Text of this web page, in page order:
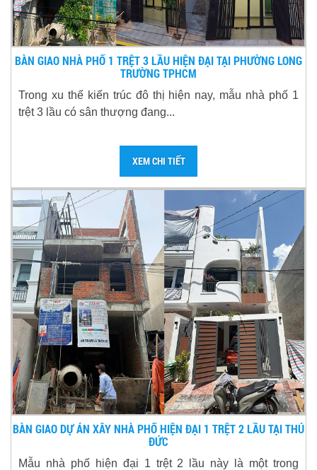
BÀN GIAO NHÀ PHỐ 1 TRỆT 3 LẦU HIỆN ĐẠI TẠI PHƯỜNG LONG
TRƯỜNG TPHCM
Trong xu thế kiến trúc đô thị hiện nay, mẫu nhà phố 1
trệt 3 lầu có sân thượng đang...
XEM CHI TIẾT
BÀN GIAO DỰ ÁN XÂY NHÀ PHỐ HIỆN ĐẠI 1 TRỆT 2 LẦU TẠI THỦ
ĐỨC
Mẫu nhà phố hiện đại 1 trệt 2 lầu này là một trong